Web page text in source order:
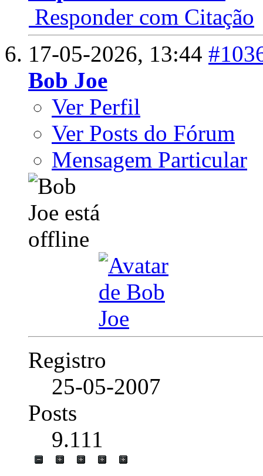
Responder com Citação
17-05-2026, 13:44
Bob Joe
Ver Perfil
Ver Posts do Fórum
Mensagem Particular
Registro
25-05-2007
Posts
9.111